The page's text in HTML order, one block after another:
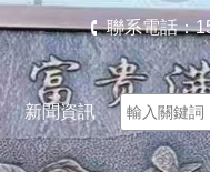
聯系電話：
新聞資訊